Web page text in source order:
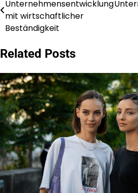
navigation
Unternehmensentwicklung
mit wirtschaftlicher
Beständigkeit
Related Posts